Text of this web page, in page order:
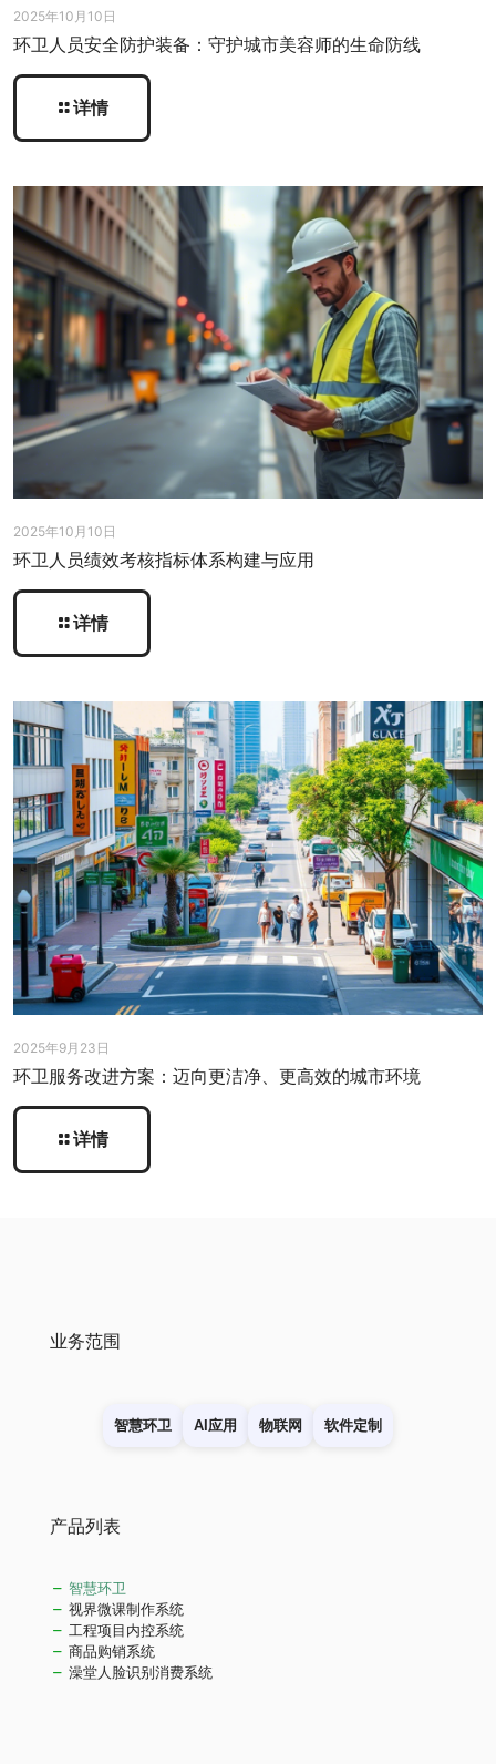
2025年10月10日
环卫人员安全防护装备：守护城市美容师的生命防线
详情
2025年10月10日
环卫人员绩效考核指标体系构建与应用
详情
2025年9月23日
环卫服务改进方案：迈向更洁净、更高效的城市环境
详情
业务范围
智慧环卫 AI应用 物联网 软件定制
产品列表
智慧环卫
视界微课制作系统
工程项目内控系统
商品购销系统
澡堂人脸识别消费系统